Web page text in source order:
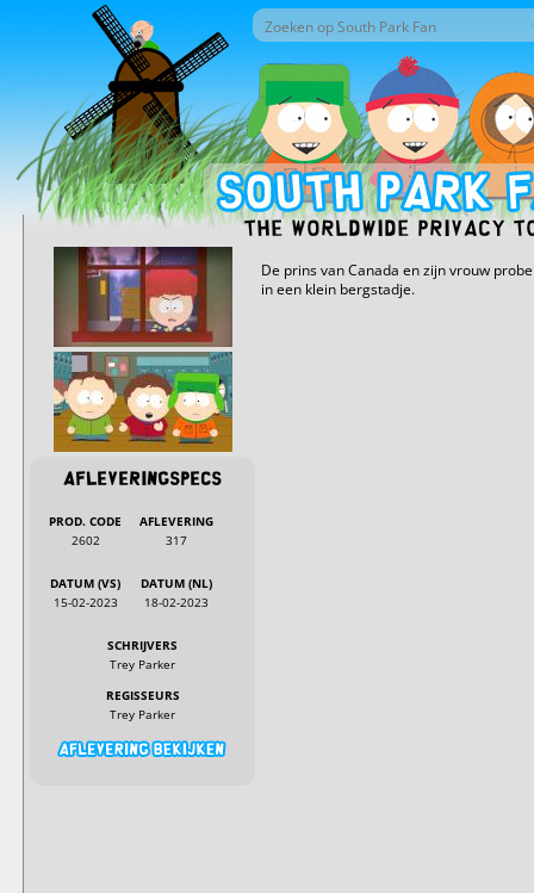
Overslaan en naar de inhoud gaan
Zoekveld
Zoek door deze site
The Worldwide Privacy
Afleveringspecs
PROD. CODE
2602
AFLEVERING
317
DATUM (VS)
15-02-2023
DATUM (NL)
18-02-2023
SCHRIJVERS
Trey Parker
REGISSEURS
Trey Parker
De prins van Canada en zijn vrouw
in een klein bergstadje.